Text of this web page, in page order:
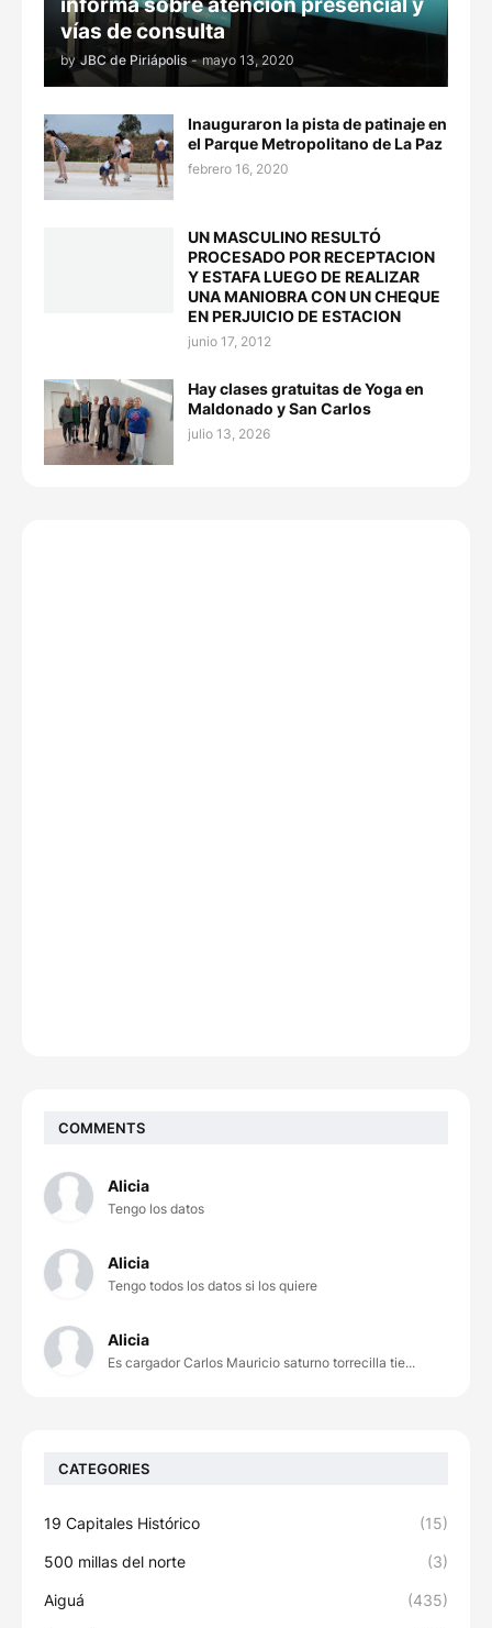
vías de consulta
by JBC de Piriápolis - mayo 13, 2020
Inauguraron la pista de patinaje en
el Parque Metropolitano de La Paz
febrero 16, 2020
UN MASCULINO RESULTÓ
PROCESADO POR RECEPTACION
Y ESTAFA LUEGO DE REALIZAR
UNA MANIOBRA CON UN CHEQUE
EN PERJUICIO DE ESTACION
junio 17, 2012
Hay clases gratuitas de Yoga en
Maldonado y San Carlos
julio 13, 2026
COMMENTS
Alicia
Tengo los datos
Alicia
Tengo todos los datos si los quiere
Alicia
Es cargador Carlos Mauricio saturno torrecilla tie...
CATEGORIES
19 Capitales Histórico (15)
500 millas del norte (3)
Aiguá (435)